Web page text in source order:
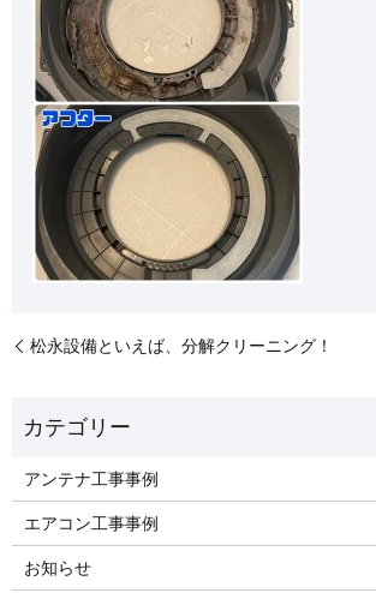
松永設備といえば、分解クリーニング！
アンテナ工事事例
エアコン工事事例
お知らせ